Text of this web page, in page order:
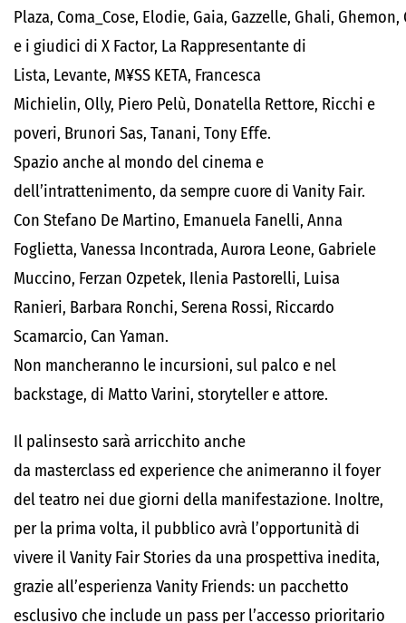
Plaza, Coma_Cose, Elodie, Gaia, Gazzelle, Ghali,
e i giudici di X Factor, La Rappresentante di
Lista, Levante, M¥SS KETA, Francesca
Michielin, Olly, Piero Pelù, Donatella Rettore, Ricchi e
poveri, Brunori Sas, Tanani, Tony Effe.
Spazio anche al mondo del cinema e
dell’intrattenimento, da sempre cuore di Vanity Fair.
Con Stefano De Martino, Emanuela Fanelli, Anna
Foglietta, Vanessa Incontrada, Aurora Leone, Gabriele
Muccino, Ferzan Ozpetek, Ilenia Pastorelli, Luisa
Ranieri, Barbara Ronchi, Serena Rossi, Riccardo
Scamarcio, Can Yaman.
Non mancheranno le incursioni, sul palco e nel
backstage, di Matto Varini, storyteller e attore.
Il palinsesto sarà arricchito anche
da masterclass ed experience che animeranno il foyer
del teatro nei due giorni della manifestazione. Inoltre,
per la prima volta, il pubblico avrà l’opportunità di
vivere il Vanity Fair Stories da una prospettiva inedita,
grazie all’esperienza Vanity Friends: un pacchetto
esclusivo che include un pass per l’accesso prioritario